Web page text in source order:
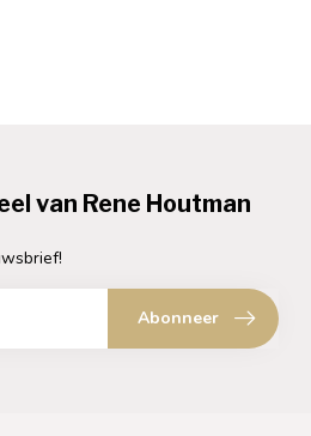
van Rene Houtman
Abonneer